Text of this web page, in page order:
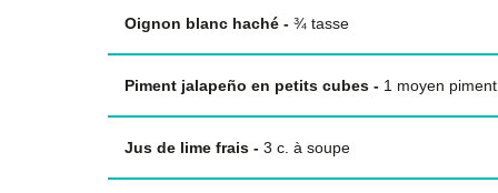
Oignon blanc haché - ¾ tasse
Piment jalapeño en petits cubes - 1 moyen piment
Jus de lime frais - 3 c. à soupe